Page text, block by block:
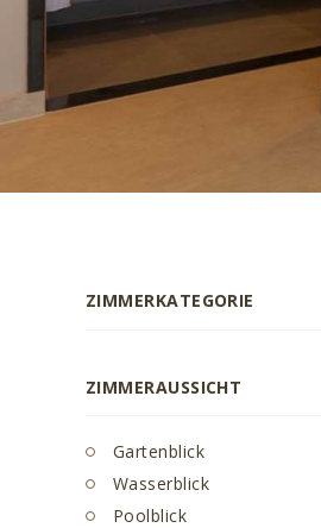
ZIMMERKATEGORIE
ZIMMERAUSSICHT
Gartenblick
Wasserblick
Poolblick